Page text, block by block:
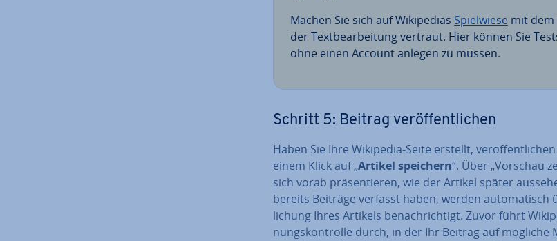
Machen Sie sich auf Wi­ki­pe­di­as Spiel­wie­se mit
der Text­be­ar­bei­tung vertraut. Hier können Sie
ohne einen Account anlegen zu müssen.
Schritt 5: Beitrag ver­öf­fent­li­chen
Haben Sie Ihre Wikipedia-Seite erstellt,
einem Klick auf„Artikel speichern“. Über „Vorschau
sich vorab prä­sen­tie­ren, wie der Artikel später
bereits Beiträge verfasst haben, werden
li­chung Ihres Artikels be­nach­rich­tigt. Zuvor führt
nungs­kon­trol­le durch, in der Ihr Beitrag auf mögliche